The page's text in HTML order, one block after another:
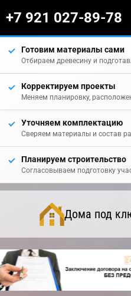
+7 921 027-89-78
Готовим материалы сами
Отбираем древесину и
Корректируем проекты
Меняем планировку,
Уточняем комплектацию
Сверяем материалы и состав
Планируем строительство
Согласовываем подготовку
Дома под